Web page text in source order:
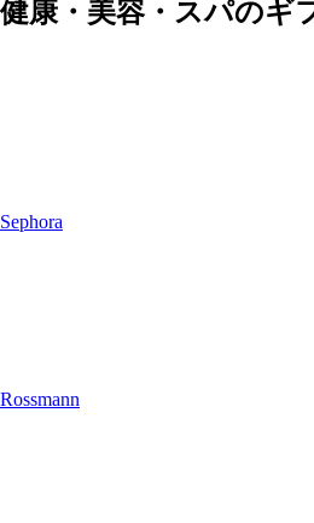
健康・美容・スパのギ
Sephora
Rossmann